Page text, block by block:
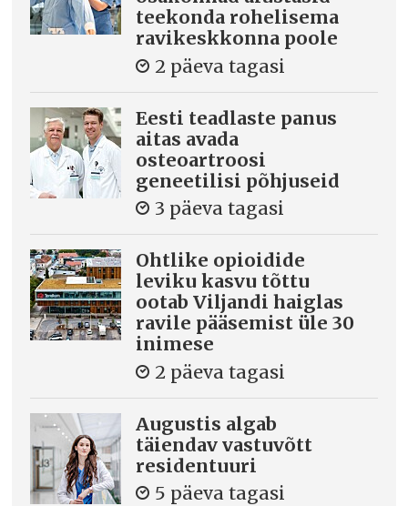
teekonda rohelisema
ravikeskkonna poole
2 päeva tagasi
Eesti teadlaste panus
aitas avada
osteoartroosi
geneetilisi põhjuseid
3 päeva tagasi
Ohtlike opioidide
leviku kasvu tõttu
ootab Viljandi haiglas
ravile pääsemist üle 30
inimese
2 päeva tagasi
Augustis algab
täiendav vastuvõtt
residentuuri
5 päeva tagasi